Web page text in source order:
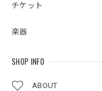
チケット
楽器
SHOP INFO
ABOUT